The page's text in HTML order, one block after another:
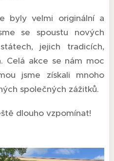
byly velmi originální a
se spoustu nových
jejich tradicích,
Celá akce se nám moc
jsme získali mnoho
společných zážitků.
dlouho vzpomínat!